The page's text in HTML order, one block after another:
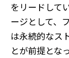
をリードして
ージとして、
は永続的なス
とが前提とな